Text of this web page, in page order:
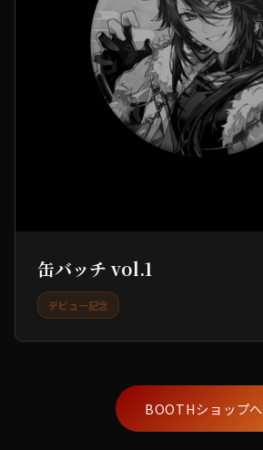
缶バッチ vol.1
デビュー記念
BOOTHショップへ